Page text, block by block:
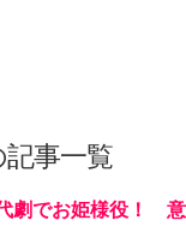
事一覧
劇でお姫様役！